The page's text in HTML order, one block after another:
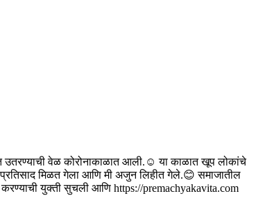
उतरण्याची वेळ कोरोनाकाळात आली.☺️ या काळात खूप लोकांचे
मिळत गेला आणि मी अजुन लिहीत गेले.😊 समाजातील
करण्याची युक्ती सुचली आणि https://premachyakavita.com